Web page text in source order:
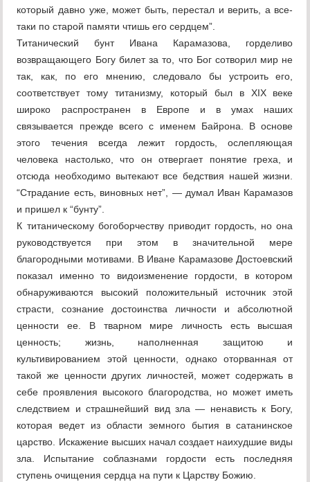
который давно уже, может быть, перестал и верить, а все-
таки по старой памяти чтишь его сердцем”.
Титанический бунт Ивана Карамазова, горделиво
возвращающего Богу билет за то, что Бог сотворил мир не
так, как, по его мнению, следовало бы устроить его,
соответствует тому титанизму, который был в XIX веке
широко распространен в Европе и в умах наших
связывается прежде всего с именем Байрона. В основе
этого течения всегда лежит гордость, ослепляющая
человека настолько, что он отвергает понятие греха, и
отсюда необходимо вытекают все бедствия нашей жизни.
“Страдание есть, виновных нет”, — думал Иван Карамазов
и пришел к “бунту”.
К титаническому богоборчеству приводит гордость, но она
руководствуется при этом в значительной мере
благородными мотивами. В Иване Карамазове Достоевский
показал именно то видоизменение гордости, в котором
обнаруживаются высокий положительный источник этой
страсти, сознание достоинства личности и абсолютной
ценности ее. В тварном мире личность есть высшая
ценность; жизнь, наполненная защитою и
культивированием этой ценности, однако оторванная от
такой же ценности других личностей, может содержать в
себе проявления высокого благородства, но может иметь
следствием и страшнейший вид зла — ненависть к Богу,
которая ведет из области земного бытия в сатанинское
царство. Искажение высших начал создает наихудшие виды
зла. Испытание соблазнами гордости есть последняя
ступень очищения сердца на пути к Царству Божию.